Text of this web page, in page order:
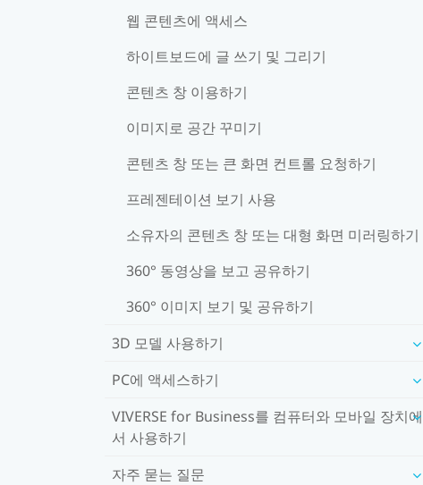
웹 콘텐츠에 액세스
하이트보드에 글 쓰기 및 그리기
콘텐츠 창 이용하기
이미지로 공간 꾸미기
콘텐츠 창 또는 큰 화면 컨트롤 요청하기
프레젠테이션 보기 사용
소유자의 콘텐츠 창 또는 대형 화면 미러링하기
360° 동영상을 보고 공유하기
360° 이미지 보기 및 공유하기
3D 모델 사용하기
PC에 액세스하기
VIVERSE for Business를 컴퓨터와 모바일 장치에
서 사용하기
자주 묻는 질문